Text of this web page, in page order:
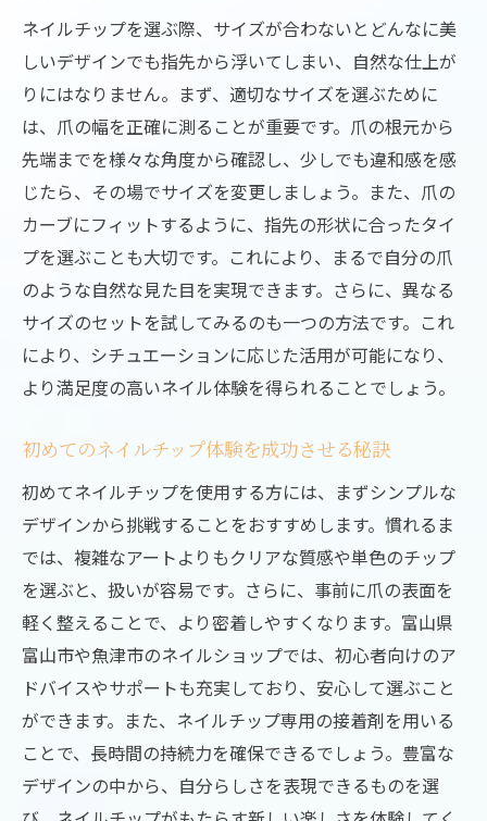
ネイルチップを選ぶ際、サイズが合わないとどんなに美
しいデザインでも指先から浮いてしまい、自然な仕上が
りにはなりません。まず、適切なサイズを選ぶために
は、爪の幅を正確に測ることが重要です。爪の根元から
先端までを様々な角度から確認し、少しでも違和感を感
じたら、その場でサイズを変更しましょう。また、爪の
カーブにフィットするように、指先の形状に合ったタイ
プを選ぶことも大切です。これにより、まるで自分の爪
のような自然な見た目を実現できます。さらに、異なる
サイズのセットを試してみるのも一つの方法です。これ
により、シチュエーションに応じた活用が可能になり、
より満足度の高いネイル体験を得られることでしょう。
初めてのネイルチップ体験を成功させる秘訣
初めてネイルチップを使用する方には、まずシンプルな
デザインから挑戦することをおすすめします。慣れるま
では、複雑なアートよりもクリアな質感や単色のチップ
を選ぶと、扱いが容易です。さらに、事前に爪の表面を
軽く整えることで、より密着しやすくなります。富山県
富山市や魚津市のネイルショップでは、初心者向けのア
ドバイスやサポートも充実しており、安心して選ぶこと
ができます。また、ネイルチップ専用の接着剤を用いる
ことで、長時間の持続力を確保できるでしょう。豊富な
デザインの中から、自分らしさを表現できるものを選